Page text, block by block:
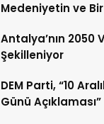
Medeniyetin ve
Antalya’nın 2050
Şekilleniyor
DEM Parti, “10
Günü Açıklaması”